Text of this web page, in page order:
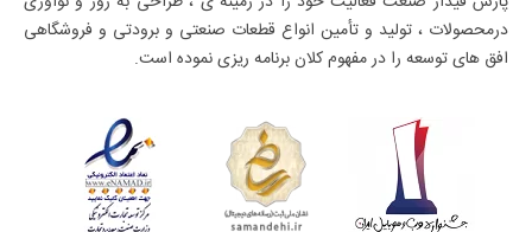
درمحصولات ، تولید و تأمین انواع قطعات صنعتی و برودتی و فروشگاهی
افق های توسعه را در مفهوم کلان برنامه ریزی نموده است.